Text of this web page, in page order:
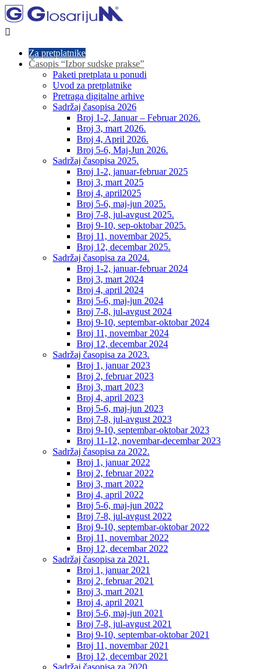

Za pretplatnike
Časopis “Izbor sudske prakse”
Paketi pretplata u ponudi
Uvod za pretplatnike
Pretraga digitalne arhive
Sadržaj časopisa 2026
Broj 1-2, Januar – Februar 2026.
Broj 3, mart 2026.
Broj 4, April 2026.
Broj 5-6, Maj-Jun 2026.
Sadržaj časopisa 2025.
Broj 1-2, januar-februar 2025
Broj 3, mart 2025
Broj 4, april2025
Broj 5-6, maj-jun 2025.
Broj 7-8, jul-avgust 2025.
Broj 9-10, sep-oktobar 2025.
Broj 11, novembar 2025.
Broj 12, decembar 2025.
Sadržaj časopisa za 2024.
Broj 1-2, januar-februar 2024
Broj 3, mart 2024
Broj 4, april 2024
Broj 5-6, maj-jun 2024
Broj 7-8, jul-avgust 2024
Broj 9-10, septembar-oktobar 2024
Broj 11, novembar 2024
Broj 12, decembar 2024
Sadržaj časopisa za 2023.
Broj 1, januar 2023
Broj 2, februar 2023
Broj 3, mart 2023
Broj 4, april 2023
Broj 5-6, maj-jun 2023
Broj 7-8, jul-avgust 2023
Broj 9-10, septembar-oktobar 2023
Broj 11-12, novembar-decembar 2023
Sadržaj časopisa za 2022.
Broj 1, januar 2022
Broj 2, februar 2022
Broj 3, mart 2022
Broj 4, april 2022
Broj 5-6, maj-jun 2022
Broj 7-8, jul-avgust 2022
Broj 9-10, septembar-oktobar 2022
Broj 11, novembar 2022
Broj 12, decembar 2022
Sadržaj časopisa za 2021.
Broj 1, januar 2021
Broj 2, februar 2021
Broj 3, mart 2021
Broj 4, april 2021
Broj 5-6, maj-jun 2021
Broj 7-8, jul-avgust 2021
Broj 9-10, septembar-oktobar 2021
Broj 11, novembar 2021
Broj 12, decembar 2021
Sadržaj časopisa za 2020.